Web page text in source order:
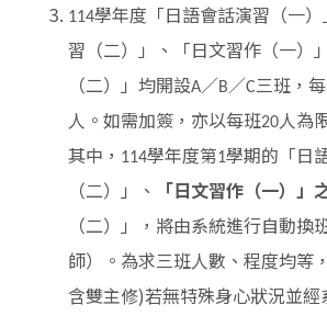
114學年度「日語會話演習（一
習（二）」、「日文習作（一）
（二）」均開設A／B／C三班，
人。如需加簽，亦以每班20人為
其中， 114學年度第1學期的「日
（二）」、
「日文習作（一）」
（二）」，將由系統進行自動換
師）。 為求三班人數、程度均等
含雙主修)若無特殊身心狀況並